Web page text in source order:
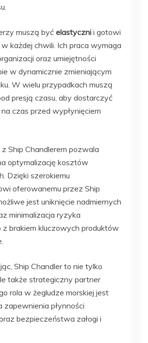
muszą być elastyczni i gotowi
w każdej chwili. Ich praca wymaga
oraz umiejętności
w dynamicznie zmieniającym
W wielu przypadkach muszą
presją czasu, aby dostarczyć
czas przed wypłynięciem
z Ship Chandlerem pozwala
optymalizację kosztów
Dzięki szerokiemu
oferowanemu przez Ship
jest uniknięcie nadmiernych
minimalizacja ryzyka
brakiem kluczowych produktów
Ship Chandler to nie tylko
także strategiczny partner
rola w żegludze morskiej jest
zapewnienia płynności
bezpieczeństwa załogi i